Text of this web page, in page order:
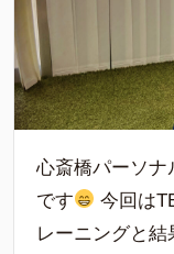
心斎橋パーソナ
です
今回は
レーニングと結